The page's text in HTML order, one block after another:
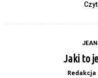
Jaki to
Redakcja